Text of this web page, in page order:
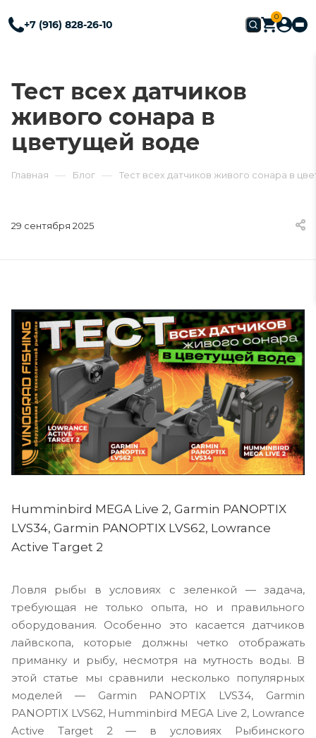
+7 (916) 828-26-10
0
Тест всех датчиков
живого сонара в
цветущей воде
Главная — Блог — Тест всех датчиков живого сонара в
29 сентября 2025
Humminbird MEGA Live 2, Garmin PANOPTIX
LVS34, Garmin PANOPTIX LVS62, Lowrance
Active Target 2
Ловля рыбы в условиях с зеленкой — задача,
требующая не только опыта, но и правильного
оборудования. Особенно это касается датчиков
лайвскопа, которые должны четко отображать
приманку и рыбу, несмотря на мутность воды. В
этой статье мы сравнили несколько популярных
моделей — Garmin PANOPTIX LVS34, Garmin
PANOPTIX LVS62, Humminbird MEGA Live 2, Lowrance
Active Target 2 — в условиях Рыбинского